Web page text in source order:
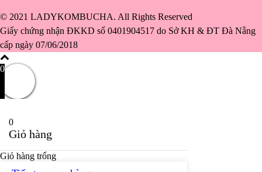
© 2021 LADYKOMBUCHA. All Rights Reserved
Giấy chứng nhận ĐKKD số 0401904517 do Sở KH & ĐT Đà Nẵng
cấp ngày 07/06/2018
0
0
Giỏ hàng
Giỏ hàng trống